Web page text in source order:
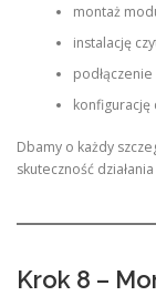
montaż
instalację
konfigurację
Dbamy o każdy
skuteczność
Krok 8 –